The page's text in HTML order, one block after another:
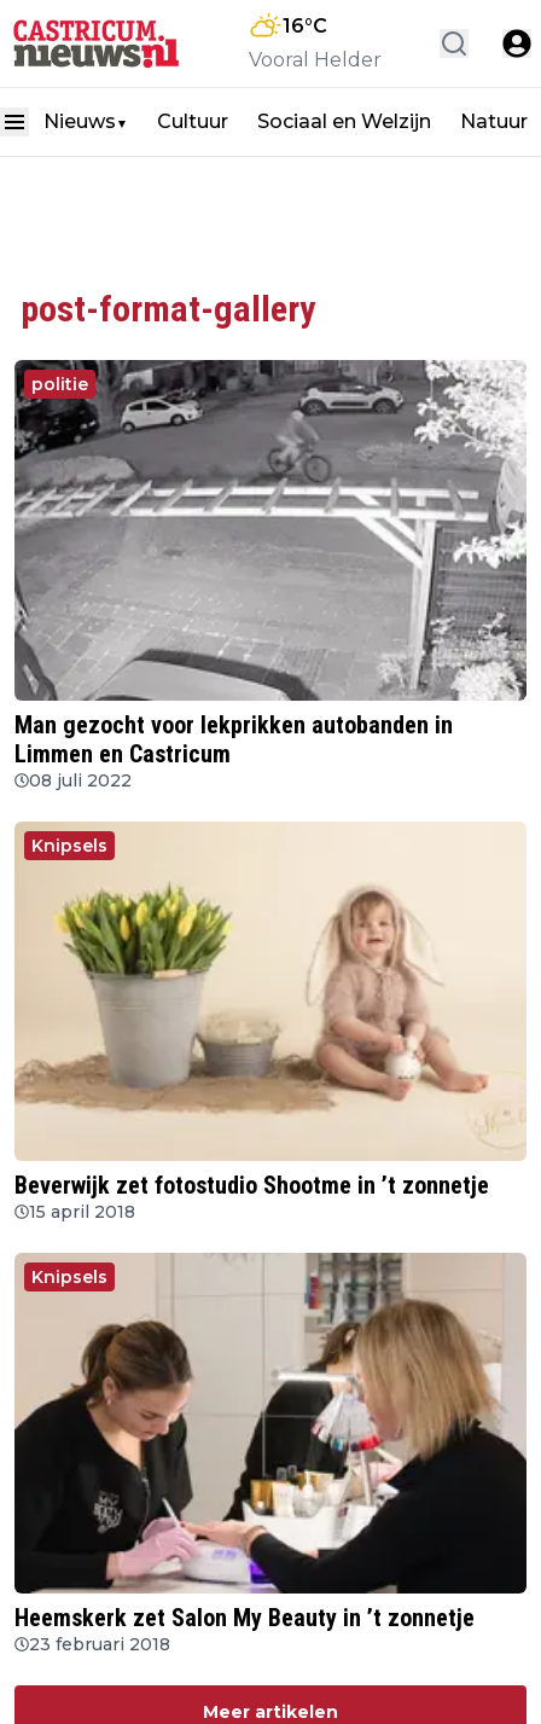
16°C
Vooral Helder
Nieuws ▼ Cultuur Sociaal en Welzijn Natuur
post-format-gallery
politie
Man gezocht voor lekprikken autobanden in
Limmen en Castricum
08 juli 2022
Knipsels
Beverwijk zet fotostudio Shootme in ’t zonnetje
15 april 2018
Knipsels
Heemskerk zet Salon My Beauty in ’t zonnetje
23 februari 2018
Meer artikelen